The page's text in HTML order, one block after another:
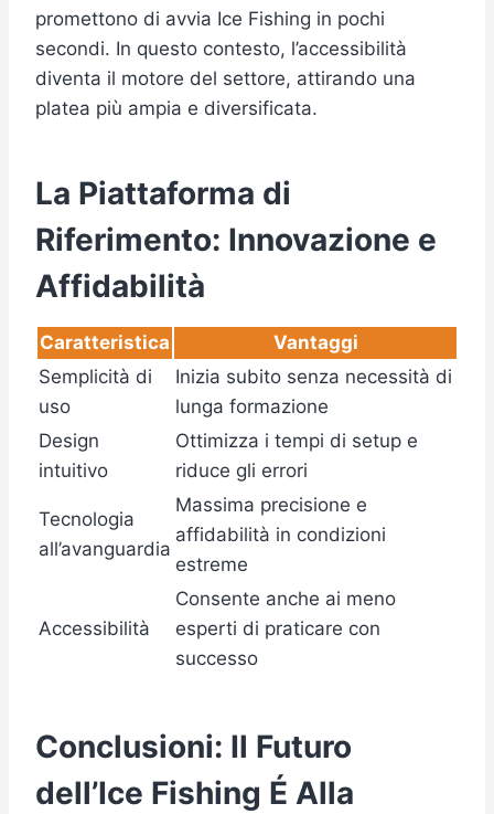
promettono di avvia Ice Fishing in pochi
secondi. In questo contesto, l’accessibilità
diventa il motore del settore, attirando una
platea più ampia e diversificata.
La Piattaforma di
Riferimento: Innovazione e
Affidabilità
Caratteristica
Vantaggi
Semplicità di
uso
Inizia subito senza necessità di
lunga formazione
Design
intuitivo
Ottimizza i tempi di setup e
riduce gli errori
Tecnologia
all’avanguardia
Massima precisione e
affidabilità in condizioni
estreme
Accessibilità
Consente anche ai meno
esperti di praticare con
successo
Conclusioni: Il Futuro
dell’Ice Fishing É Alla